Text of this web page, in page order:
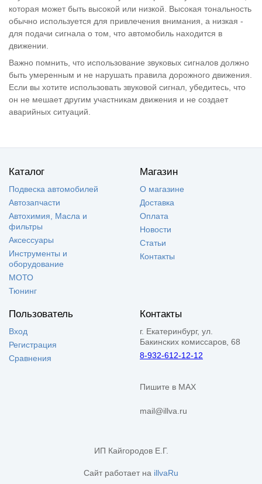
которая может быть высокой или низкой. Высокая тональность
обычно используется для привлечения внимания, а низкая -
для подачи сигнала о том, что автомобиль находится в
движении.
Важно помнить, что использование звуковых сигналов должно
быть умеренным и не нарушать правила дорожного движения.
Если вы хотите использовать звуковой сигнал, убедитесь, что
он не мешает другим участникам движения и не создает
аварийных ситуаций.
Каталог
Подвеска автомобилей
Автозапчасти
Автохимия, Масла и
фильтры
Аксессуары
Инструменты и
оборудование
МОТО
Тюнинг
Магазин
О магазине
Доставка
Оплата
Новости
Статьи
Контакты
Пользователь
Вход
Регистрация
Сравнения
Контакты
г. Екатеринбург, ул.
Бакинских комиссаров, 68
8-932-612-12-12
Пишите в MAX
mail@illva.ru
ИП Кайгородов Е.Г.
Сайт работает на illvaRu